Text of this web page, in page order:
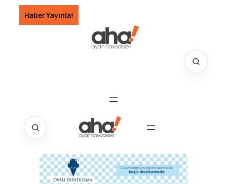
İçeriğe
geç
Haber Yayınla!